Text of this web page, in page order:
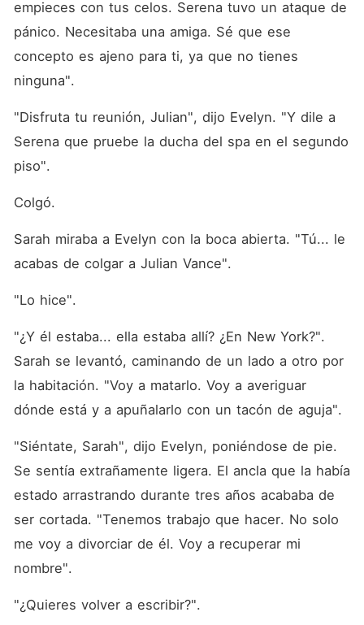
empieces con tus celos. Serena tuvo un ataque de
pánico. Necesitaba una amiga. Sé que ese
concepto es ajeno para ti, ya que no tienes
ninguna".
"Disfruta tu reunión, Julian", dijo Evelyn. "Y dile a
Serena que pruebe la ducha del spa en el segundo
piso".
Colgó.
Sarah miraba a Evelyn con la boca abierta. "Tú... le
acabas de colgar a Julian Vance".
"Lo hice".
"¿Y él estaba... ella estaba allí? ¿En New York?".
Sarah se levantó, caminando de un lado a otro por
la habitación. "Voy a matarlo. Voy a averiguar
dónde está y a apuñalarlo con un tacón de aguja".
"Siéntate, Sarah", dijo Evelyn, poniéndose de pie.
Se sentía extrañamente ligera. El ancla que la había
estado arrastrando durante tres años acababa de
ser cortada. "Tenemos trabajo que hacer. No solo
me voy a divorciar de él. Voy a recuperar mi
nombre".
"¿Quieres volver a escribir?".